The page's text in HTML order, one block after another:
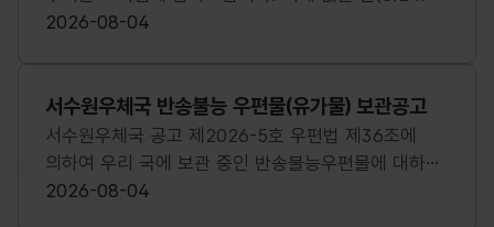
13.(목) 3. 개찰 일시 및 장소 가. 일시 : 2026. 8. 14.
최고 낙찰가로 선정함 나. 낙찰자는 물품의 인수 시 현
상태 그대로 인수하여야 함 다. 본 공고문에 명시되지
않은 사항은 관련법에 따름 라. 기타 자세한 사항은
직접 문의 바람 붙임 1. 환부불능 우편물 매각대상
~ 8.18.화)에 따라 택배 종사자의 휴식권 존중을 위해
제한내용 : 8.13.(목) ~ 8.14.(금) 신선품 접수 제한 -
배달지연으로 부패 등 우려가 있음을 양지
부탁드립니다. 단, 제주 - 육지 간 우편물은 8.12.(수)
~ ◎ 배달지연 : 8.14.(금)부터 8.19.(수)까지 일부
2026-08-04
서수원우체국 반송불능 우편물(유가물) 보관공고
서수원우체국 공고 제2026-5호 우편법 제36조에
의하여 우리 국에 보관 중인 반송불능우편물에 대하여
다음과 같이 공고하오니 정당 발송인 또는 수취인은
2026-08-04